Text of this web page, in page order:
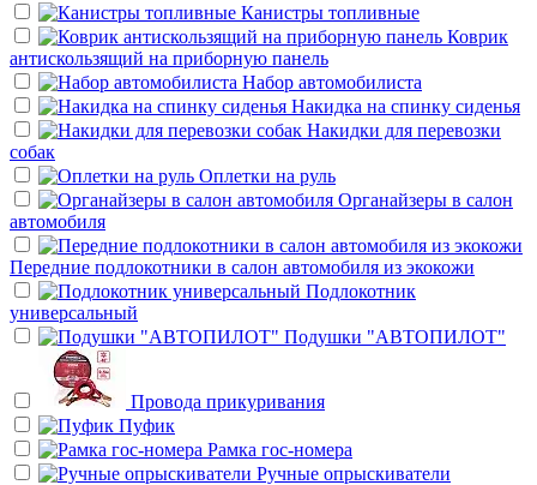
Канистры топливные
Коврик
антискользящий на приборную панель
Набор автомобилиста
Накидка на спинку сиденья
Накидки для перевозки
собак
Оплетки на руль
Органайзеры в салон
автомобиля
Передние подлокотники в салон автомобиля из экокожи
Подлокотник
универсальный
Подушки "АВТОПИЛОТ"
Провода прикуривания
Пуфик
Рамка гос-номера
Ручные опрыскиватели